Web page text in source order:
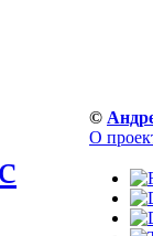
©
О